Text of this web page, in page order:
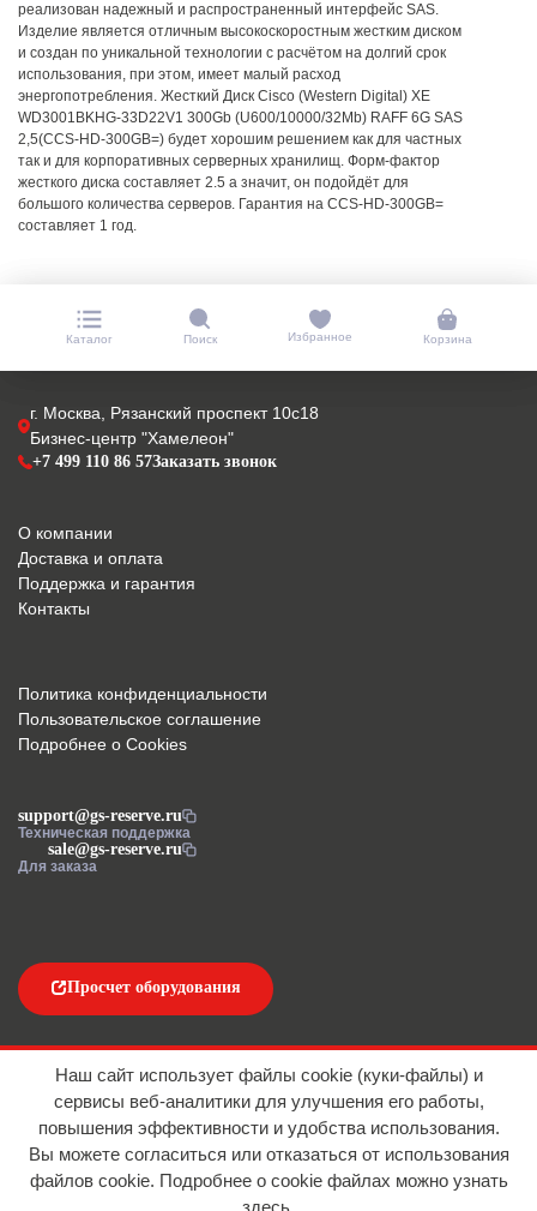
реализован надежный и распространенный интерфейс SAS.
Изделие является отличным высокоскоростным жестким диском
и создан по уникальной технологии с расчётом на долгий срок
использования, при этом, имеет малый расход
энергопотребления. Жесткий Диск Cisco (Western Digital) XE
WD3001BKHG-33D22V1 300Gb (U600/10000/32Mb) RAFF 6G SAS
2,5(CCS-HD-300GB=) будет хорошим решением как для частных
так и для корпоративных серверных хранилищ. Форм-фактор
жесткого диска составляет 2.5 а значит, он подойдёт для
большого количества серверов. Гарантия на CCS-HD-300GB=
составляет 1 год.
Каталог Поиск Избранное Корзина
г. Москва, Рязанский проспект 10с18
Бизнес-центр "Хамелеон"
+7 499 110 86 57Заказать звонок
support@gs-reserve.ru
Техническая поддержка
sale@gs-reserve.ru
Для заказа
О компании
Доставка и оплата
Поддержка и гарантия
Контакты
Просчет оборудования
Политика конфиденциальности
Пользовательское соглашение
Подробнее о Cookies
Наш сайт использует файлы cookie (куки-файлы) и
сервисы веб-аналитики для улучшения его работы,
повышения эффективности и удобства использования.
Вы можете согласиться или отказаться от использования
файлов сookie. Подробнее о cookie файлах можно узнать
здесь